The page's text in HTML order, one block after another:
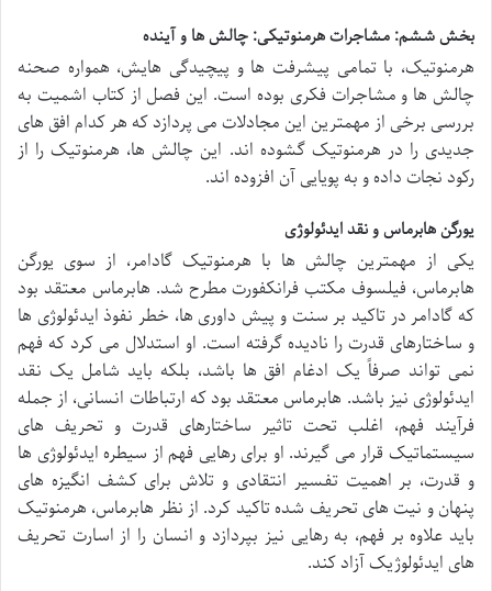
بخش ششم: مشاجرات هرمنوتیکی: چالش ها و آینده
هرمنوتیک، با تمامی پیشرفت ها و پیچیدگی هایش، همواره صحنه
چالش ها و مشاجرات فکری بوده است. این فصل از کتاب اشمیت به
بررسی برخی از مهمترین این مجادلات می پردازد که هر کدام افق های
جدیدی را در هرمنوتیک گشوده اند. این چالش ها، هرمنوتیک را از
رکود نجات داده و به پویایی آن افزوده اند.
یورگن هابرماس و نقد ایدئولوژی
یکی از مهمترین چالش ها با هرمنوتیک گادامر، از سوی یورگن
هابرماس، فیلسوف مکتب فرانکفورت مطرح شد. هابرماس معتقد بود
که گادامر در تاکید بر سنت و پیش داوری ها، خطر نفوذ ایدئولوژی ها
و ساختارهای قدرت را نادیده گرفته است. او استدلال می کرد که فهم
نمی تواند صرفاً یک ادغام افق ها باشد، بلکه باید شامل یک نقد
ایدئولوژی نیز باشد. هابرماس معتقد بود که ارتباطات انسانی، از جمله
فرآیند فهم، اغلب تحت تاثیر ساختارهای قدرت و تحریف های
سیستماتیک قرار می گیرند. او برای رهایی فهم از سیطره ایدئولوژی ها
و قدرت، بر اهمیت تفسیر انتقادی و تلاش برای کشف انگیزه های
پنهان و نیت های تحریف شده تاکید کرد. از نظر هابرماس، هرمنوتیک
باید علاوه بر فهم، به رهایی نیز بپردازد و انسان را از اسارت تحریف
های ایدئولوژیک آزاد کند.